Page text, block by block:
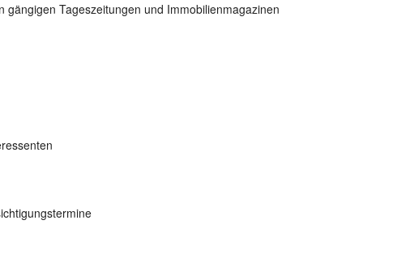
gängigen Tageszeitungen und Immobilienmagazinen